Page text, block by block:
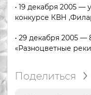
• 19 декабря 2005
конкурсе КВН
• 29 декабря 2005
«Разноцветные
Поделиться